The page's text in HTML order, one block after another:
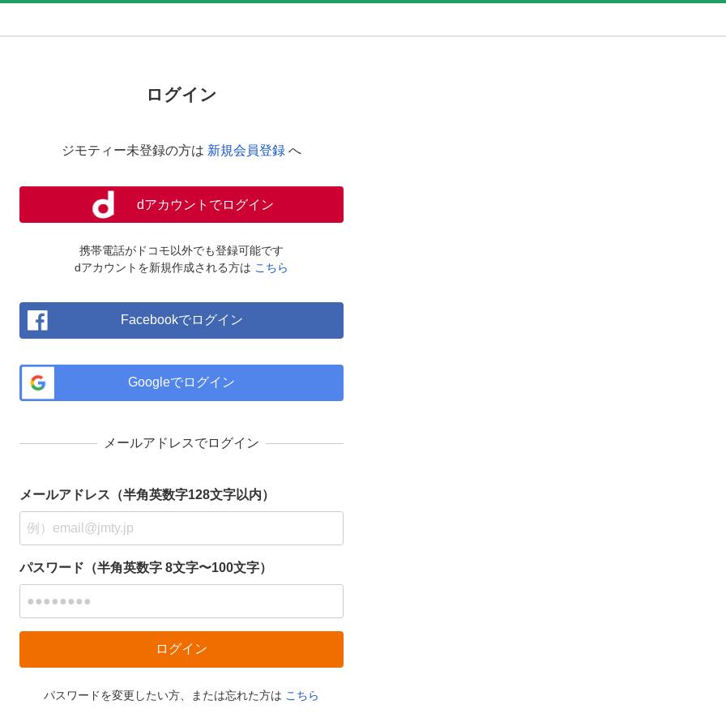
ログイン
ジモティー未登録の方は 新規会員登録 へ
dアカウントでログイン
携帯電話がドコモ以外でも登録可能です
dアカウントを新規作成される方は こちら
Facebookでログイン
Googleでログイン
メールアドレスでログイン
メールアドレス（半角英数字128文字以内）
パスワード（半角英数字 8文字〜100文字）
パスワードを変更したい方、または忘れた方は こちら